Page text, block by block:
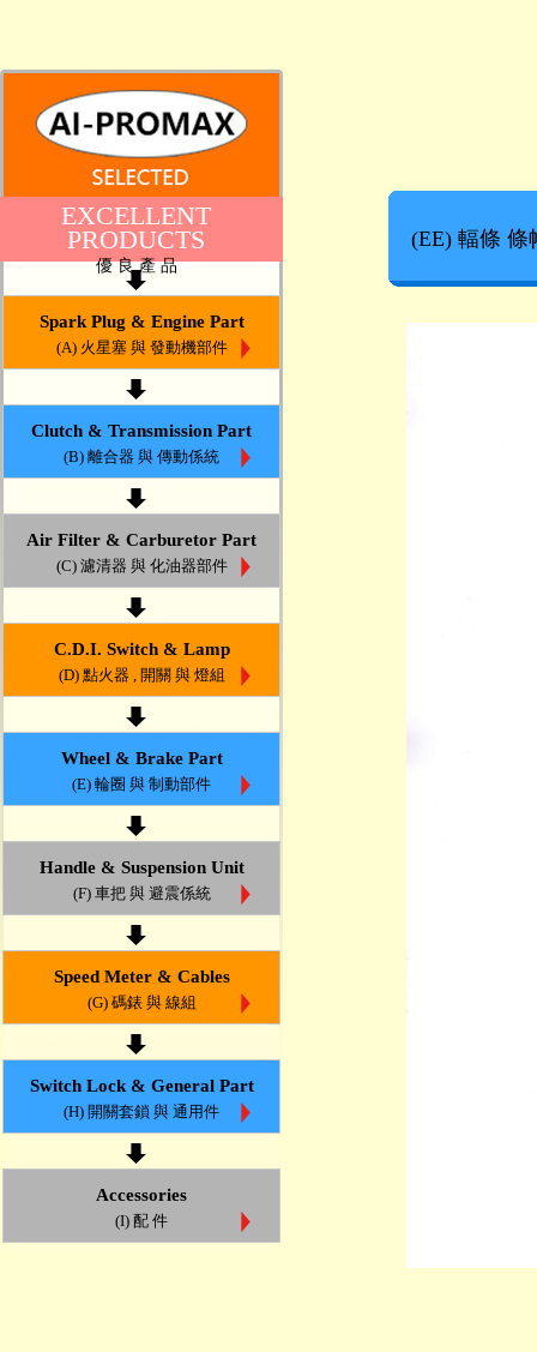
EXCELLENT
PRODUCTS
優 良 產 品
Spark Plug & Engine Part
(A) 火星塞 與 發動機部件
Clutch & Transmission Part
(B) 離合器 與 傳動係統
Air Filter & Carburetor Part
(C) 濾清器 與 化油器部件
C.D.I. Switch & Lamp
(D) 點火器 , 開關 與 燈組
Wheel & Brake Part
(E) 輪圈 與 制動部件
Handle & Suspension Unit
(F) 車把 與 避震係統
Speed Meter & Cables
(G) 碼錶 與 線組
Switch Lock & General Part
(H) 開關套鎖 與 通用件
Accessories
(I) 配 件
(EE) 輻條 條